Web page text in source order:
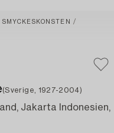
(Sverige, 1927-2004)
Jakarta Indonesien,